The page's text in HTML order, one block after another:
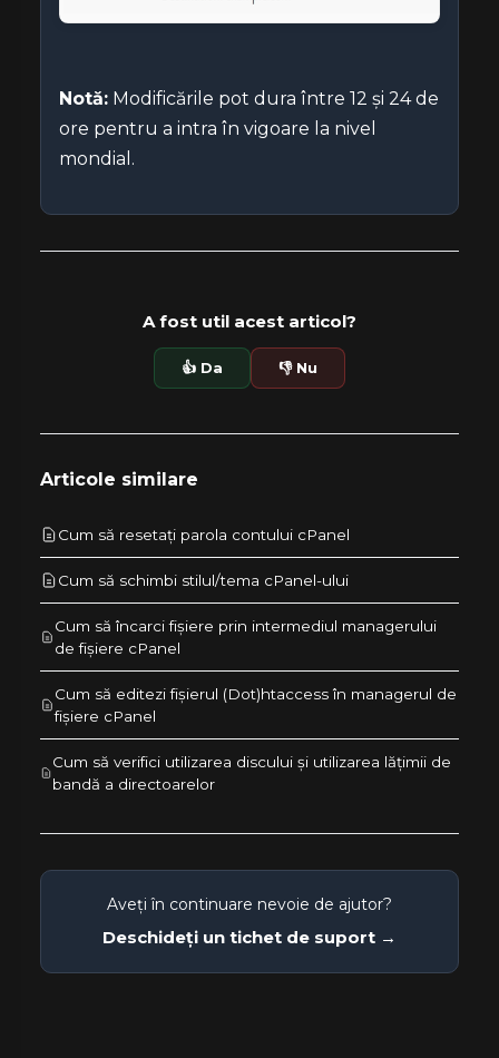
Notă: Modificările pot dura între 12 și 24 de
ore pentru a intra în vigoare la nivel
mondial.
A fost util acest articol?
👍 Da 👎 Nu
Articole similare
Cum să resetați parola contului cPanel
Cum să schimbi stilul/tema cPanel-ului
Cum să încarci fișiere prin intermediul managerului
de fișiere cPanel
Cum să editezi fișierul (Dot)htaccess în managerul de
fișiere cPanel
Cum să verifici utilizarea discului și utilizarea lățimii de
bandă a directoarelor
Aveți în continuare nevoie de ajutor?
Deschideți un tichet de suport →